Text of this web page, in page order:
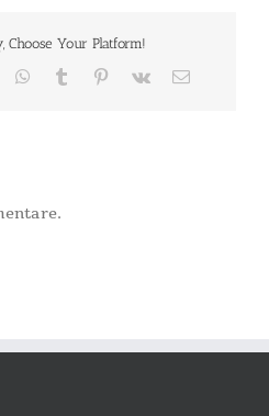
Choose Your Platform!
WhatsApp
Tumblr Pinterest
Vk Email